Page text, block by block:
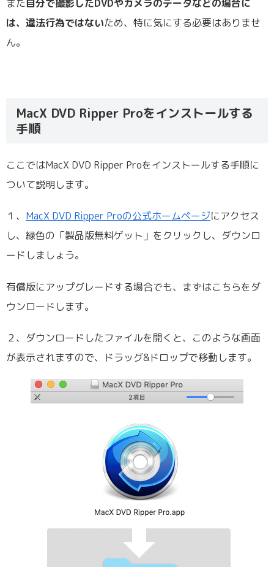
また 自分で撮影したDVDやカメラのデータなどの場合に
は、違法行為ではないため、特に気にする必要はありませ
ん。
MacX DVD Ripper Proをインストールする
手順
ここではMacX DVD Ripper Proをインストールする手順に
ついて説明します。
１、 MacX DVD Ripper Proの公式ホームページにアクセス
し、緑色の「製品版無料ゲット」をクリックし、ダウンロ
ードしましょう。
有償版にアップグレードする場合でも、まずはこちらをダ
ウンロードします。
２、ダウンロードしたファイルを開くと、このような画面
が表示されますので、ドラッグ&ドロップで移動します。